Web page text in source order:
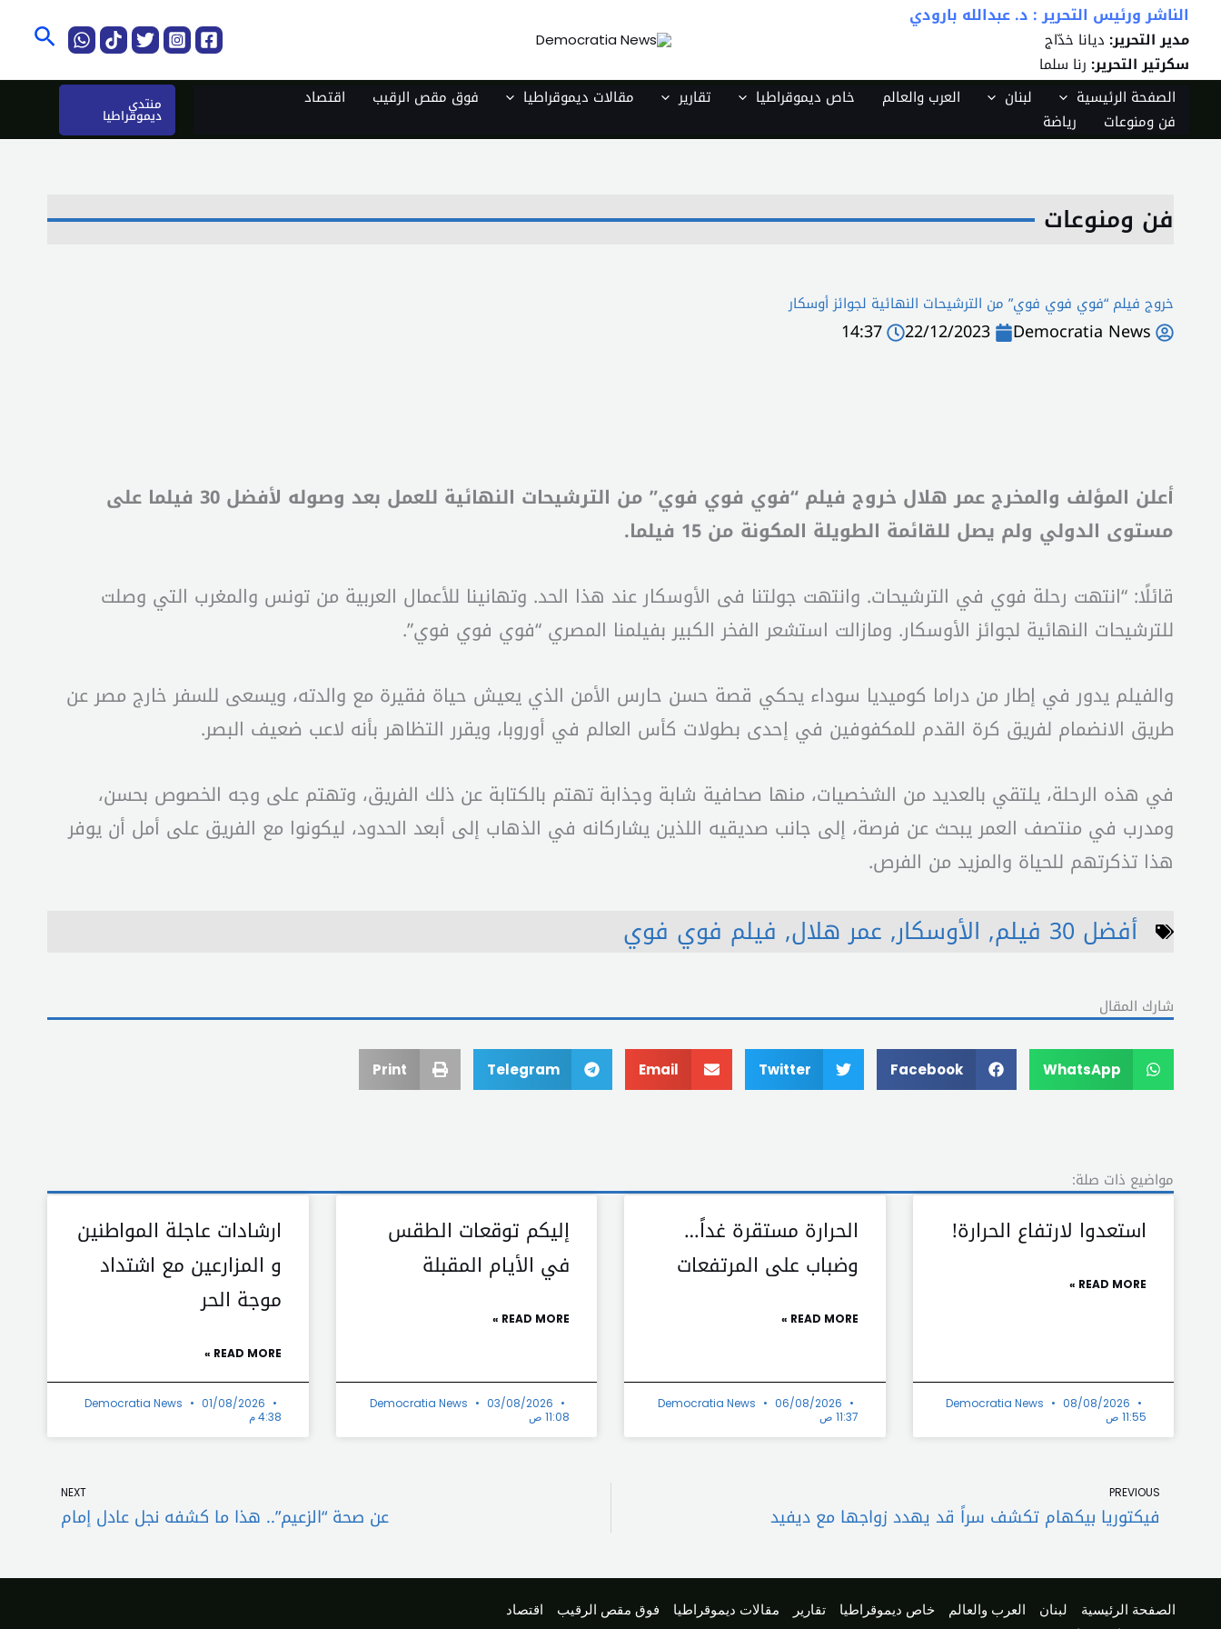
تخطي
المحتوى
الناشر ورئيس التحرير : د. عبدالله بارودي
مدير التحرير: ديانا خدّاج
سكرتير التحرير: رنا سلما
الصفحة الرئيسية لبنان العرب والعالم خاص ديموقراطيا تقارير مقالات ديموقراطيا فوق مقص الرقيب
اقتصاد
فن ومنوعات
رياضة
منتدى
ديموقراطيا
فن ومنوعات
خروج فيلم “فوي فوي فوي” من الترشيحات النهائية لجوائز أوسكار
Democratia News
22/12/2023
14:37
أعلن المؤلف والمخرج عمر هلال خروج فيلم “فوي فوي فوي” من الترشيحات النهائية للعمل بعد وصوله لأفضل 30 فيلما على
مستوى الدولي ولم يصل للقائمة الطويلة المكونة من 15 فيلما.
قائلًا: “انتهت رحلة فوي في الترشيحات. وانتهت جولتنا فى الأوسكار عند هذا الحد. وتهانينا للأعمال العربية من تونس والمغرب التي وصلت
للترشيحات النهائية لجوائز الأوسكار. ومازالت استشعر الفخر الكبير بفيلمنا المصري “فوي فوي فوي”.
والفيلم يدور في إطار من دراما كوميديا سوداء يحكي قصة حسن حارس الأمن الذي يعيش حياة فقيرة مع والدته، ويسعى للسفر خارج مصر عن
طريق الانضمام لفريق كرة القدم للمكفوفين في إحدى بطولات كأس العالم في أوروبا، ويقرر التظاهر بأنه لاعب ضعيف البصر.
في هذه الرحلة، يلتقي بالعديد من الشخصيات، منها صحافية شابة وجذابة تهتم بالكتابة عن ذلك الفريق، وتهتم على وجه الخصوص بحسن،
ومدرب في منتصف العمر يبحث عن فرصة، إلى جانب صديقيه اللذين يشاركانه في الذهاب إلى أبعد الحدود، ليكونوا مع الفريق على أمل أن يوفر
هذا تذكرتهم للحياة والمزيد من الفرص.
أفضل 30 فيلم , الأوسكار, عمر هلال, فيلم فوي فوي
شارك المقال
WhatsApp
Facebook
Twitter
Email
Telegram
Print
مواضيع ذات صلة:
استعدوا لارتفاع الحرارة!
READ MORE »
Democratia News
08/08/2026
11:55 ص
الحرارة مستقرة غداً…
وضباب على المرتفعات
READ MORE »
Democratia News
06/08/2026
11:37 ص
إليكم توقعات الطقس
في الأيام المقبلة
READ MORE »
Democratia News
03/08/2026
11:08 ص
ارشادات عاجلة المواطنين
و المزارعين مع اشتداد
موجة الحر
READ MORE »
Democratia News
01/08/2026
4:38 م
PREVIOUS
فيكتوريا بيكهام تكشف سراً قد يهدد زواجها مع ديفيد
NEXT
عن صحة “الزعيم”.. هذا ما كشفه نجل عادل إمام
الصفحة الرئيسية لبنان العرب والعالم خاص ديموقراطيا تقارير مقالات ديموقراطيا فوق مقص الرقيب
اقتصاد